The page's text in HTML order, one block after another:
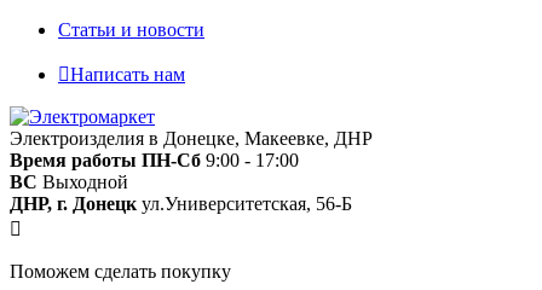
Статьи и новости
Написать нам
Электроизделия в Донецке, Макеевке, ДНР
Время работы ПН-Сб 9:00 - 17:00
ВС Выходной
ДНР, г. Донецк ул.Университетская, 56-Б
Поможем сделать покупку